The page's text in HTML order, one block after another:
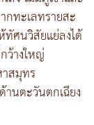
ทะเลทรายสะ
ศนวิสัยแย่ลงได้
างใหญ่
สมุทร
นตะวันตกเฉียง